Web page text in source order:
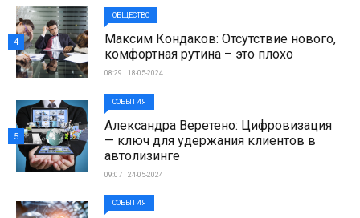
ОБЩЕСТВО
Максим Кондаков: Отсутствие нового,
комфортная рутина – это плохо
08:29 | 18-05-2024
4
СОБЫТИЯ
Александра Веретено: Цифровизация
— ключ для удержания клиентов в
автолизинге
09:07 | 24-05-2024
5
СОБЫТИЯ